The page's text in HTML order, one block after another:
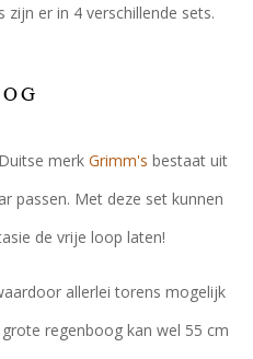
zijn er in 4 verschillende sets.
merk Grimm's bestaat uit
passen. Met deze set kunnen
de vrije loop laten!
allerlei torens mogelijk
regenboog kan wel 55 cm